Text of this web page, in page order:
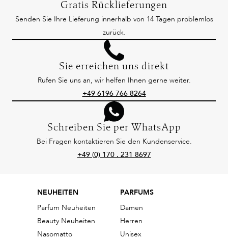
Gratis Rücklieferungen
Senden Sie Ihre Lieferung innerhalb von 14 Tagen problemlos
zurück.
Sie erreichen uns direkt
Rufen Sie uns an, wir helfen Ihnen gerne weiter.
+49 6196 766 8264
Schreiben Sie per WhatsApp
Bei Fragen kontaktieren Sie den Kundenservice.
+49 (0) 170 . 231 8697
NEUHEITEN
Parfum Neuheiten
Beauty Neuheiten
Nasomatto
PARFUMS
Damen
Herren
Unisex